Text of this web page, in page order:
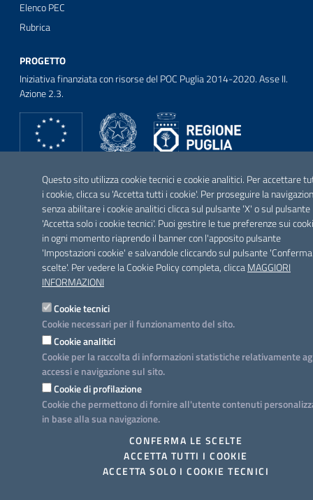
Questo sito utilizza cookie tecnici e cookie analitici. Per accettare
i cookie, clicca su 'Accetta tutti i cookie'. Per proseguire la
senza abilitare i cookie analitici clicca sul pulsante 'X' o sul pulsante
'Accetta solo i cookie tecnici'. Puoi gestire le tue preferenze sui
in ogni momento riaprendo il banner con l'apposito pulsante
'Impostazioni cookie' e salvandole cliccando sul pulsante
scelte'. Per vedere la Cookie Policy completa, cliccaMAGGIORI
INFORMAZIONI
Cookie tecnici
Cookie necessari per il funzionamento del sito.
Cookie analitici
Cookie per la raccolta di informazioni statistiche relativamente
accessi e navigazione sul sito.
Cookie di profilazione
Cookie che permettono di fornire all'utente contenuti
in base alla sua navigazione.
CONFERMA LE SCELTE
ACCETTA TUTTI I COOKIE
ACCETTA SOLO I COOKIE TECNICI
Elenco PEC
Rubrica
PROGETTO
Iniziativa finanziata con risorse del POC Puglia 2014-2020. Asse II.
Azione 2.3.
FacebookTwitter Youtube InstagramLinkedin